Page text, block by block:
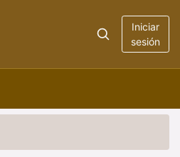
Iniciar
sesión